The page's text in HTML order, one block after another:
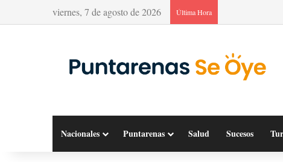
viernes, 7 de agosto de 2026 Última Hora
Nacionales Puntarenas Salud Sucesos